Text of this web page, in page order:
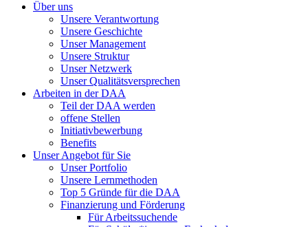
Über uns
Unsere Verantwortung
Unsere Geschichte
Unser Management
Unsere Struktur
Unser Netzwerk
Unser Qualitätsversprechen
Arbeiten in der DAA
Teil der DAA werden
offene Stellen
Initiativbewerbung
Benefits
Unser Angebot für Sie
Unser Portfolio
Unsere Lernmethoden
Top 5 Gründe für die DAA
Finanzierung und Förderung
Für Arbeitssuchende